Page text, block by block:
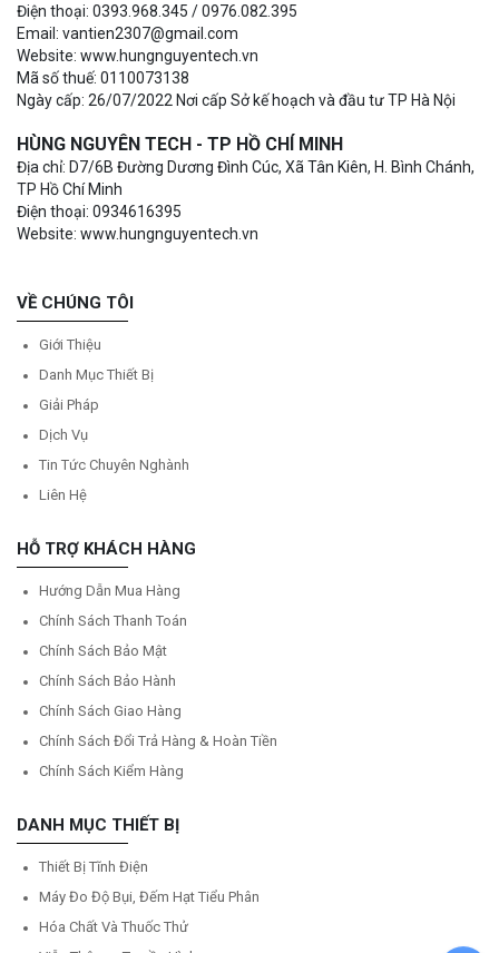
Điện thoại: 0393.968.345 / 0976.082.395
Email: vantien2307@gmail.com
Website: www.hungnguyentech.vn
Mã số thuế: 0110073138
Ngày cấp: 26/07/2022 Nơi cấp Sở kế hoạch và đầu tư TP Hà Nội
HÙNG NGUYÊN TECH - TP HỒ CHÍ MINH
Địa chỉ: D7/6B Đường Dương Đình Cúc, Xã Tân Kiên, H. Bình Chánh,
TP Hồ Chí Minh
Điện thoại: 0934616395
Website: www.hungnguyentech.vn
VỀ CHÚNG TÔI
Giới Thiệu
Danh Mục Thiết Bị
Giải Pháp
Dịch Vụ
Tin Tức Chuyên Nghành
Liên Hệ
HỖ TRỢ KHÁCH HÀNG
Hướng Dẫn Mua Hàng
Chính Sách Thanh Toán
Chính Sách Bảo Mật
Chính Sách Bảo Hành
Chính Sách Giao Hàng
Chính Sách Đổi Trả Hàng & Hoàn Tiền
Chính Sách Kiểm Hàng
DANH MỤC THIẾT BỊ
Thiết Bị Tĩnh Điện
Máy Đo Độ Bụi, Đếm Hạt Tiểu Phân
Hóa Chất Và Thuốc Thử